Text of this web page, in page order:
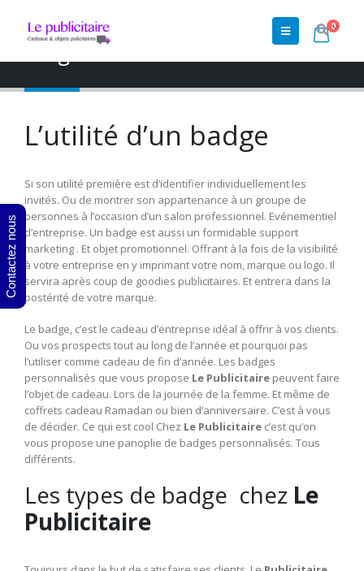
0
Accueil » Shop »
L’utilité d’un badge
Si son utilité première est d’identifier individuellement les
invités. Ou de montrer son appartenance à un groupe de
personnes à l’occasion d’un salon professionnel. Evénementiel
d’entreprise. Un badge est aussi un formidable support
marketing . Et objet promotionnel. Offrant à la fois de la visibilité
à votre entreprise en y imprimant votre nom, marque ou logo. Il
servira après coup de goodies publicitaires. Et entrera dans la
postérité de votre marque.
Le badge, c’est le cadeau d’entreprise idéal à offrir à vos clients.
Ou vos prospects tout au long de l’année et pourquoi pas
l’utiliser comme cadeau de fin d’année. Les badges
personnalisés que vous propose Le Publicitaire peuvent faire
l’objet de cadeau. Lors de la journée de la femme. Et même de
coffrets cadeau Ramadan ou bien d’anniversaire. C’est à vous
de décider. Ce qui est cool Chez Le Publicitaire c’est qu’on
vous propose une panoplie de badges personnalisés. Tous
différents.
Les types de badge chez Le
Publicitaire
Contactez nous